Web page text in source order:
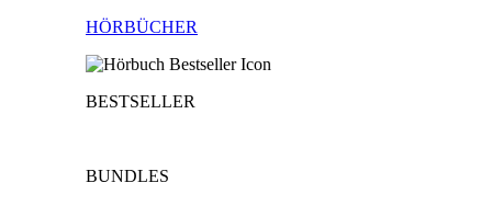
HÖRBÜCHER
BESTSELLER
BUNDLES